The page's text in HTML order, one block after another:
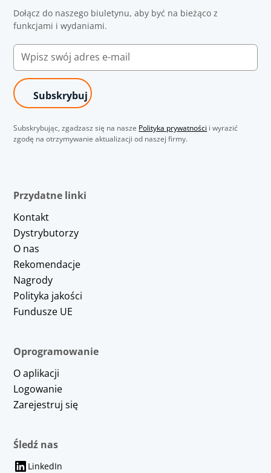
Dołącz do naszego biuletynu, aby być na bieżąco z
funkcjami i wydaniami.
Subskrybując, zgadzasz się na nasze Polityka prywatności i wyrazić
zgodę na otrzymywanie aktualizacji od naszej firmy.
Przydatne linki
Kontakt
Dystrybutorzy
O nas
Rekomendacje
Nagrody
Polityka jakości
Fundusze UE
Oprogramowanie
O aplikacji
Logowanie
Zarejestruj się
Śledź nas
LinkedIn